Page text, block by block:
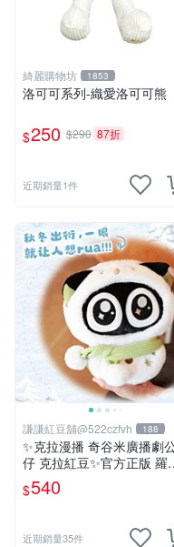
綺麗購物坊 1853
洛可可系列-織愛洛可可熊
$250 $290 87折
近期銷量1件
謙謙紅豆舖@522czfvh 188
✨克拉漫播 奇谷米廣播劇
仔 克拉紅豆✨官方正版 羅
黑戰記暖暖雪人毛絨包
$540
近期銷量35件